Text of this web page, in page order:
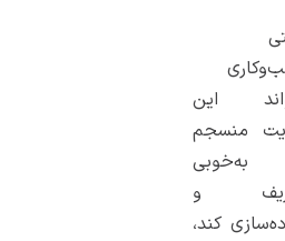
این
منسجم
به‌خوبی
و
کند،